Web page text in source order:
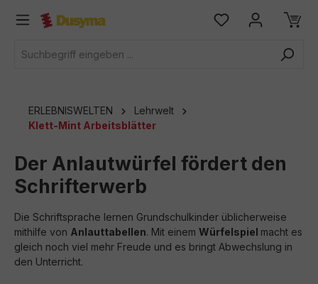
springen
ERLEBNISWELTEN
Lehrwelt
Klett-Mint Arbeitsblätter
Der Anlautwürfel fördert den
Schrifterwerb
Die Schriftsprache lernen Grundschulkinder üblicherweise
mithilfe von Anlauttabellen. Mit einem Würfelspiel macht es
gleich noch viel mehr Freude und es bringt Abwechslung in
den Unterricht.